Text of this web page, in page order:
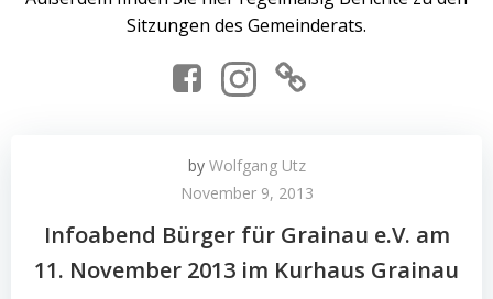
Sitzungen des Gemeinderats.
by Wolfgang Utz
November 9, 2013
Infoabend Bürger für Grainau e.V. am
11. November 2013 im Kurhaus Grainau